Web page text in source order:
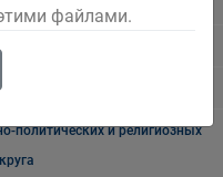
организации
политических и религиозных
файлами.